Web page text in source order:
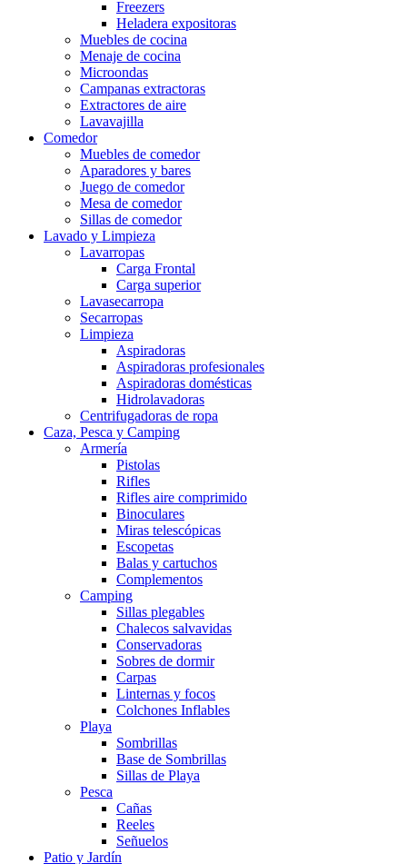
Freezers
Heladera expositoras
Muebles de cocina
Menaje de cocina
Microondas
Campanas extractoras
Extractores de aire
Lavavajilla
Comedor
Muebles de comedor
Aparadores y bares
Juego de comedor
Mesa de comedor
Sillas de comedor
Lavado y Limpieza
Lavarropas
Carga Frontal
Carga superior
Lavasecarropa
Secarropas
Limpieza
Aspiradoras
Aspiradoras profesionales
Aspiradoras domésticas
Hidrolavadoras
Centrifugadoras de ropa
Caza, Pesca y Camping
Armería
Pistolas
Rifles
Rifles aire comprimido
Binoculares
Miras telescópicas
Escopetas
Balas y cartuchos
Complementos
Camping
Sillas plegables
Chalecos salvavidas
Conservadoras
Sobres de dormir
Carpas
Linternas y focos
Colchones Inflables
Playa
Sombrillas
Base de Sombrillas
Sillas de Playa
Pesca
Cañas
Reeles
Señuelos
Patio y Jardín